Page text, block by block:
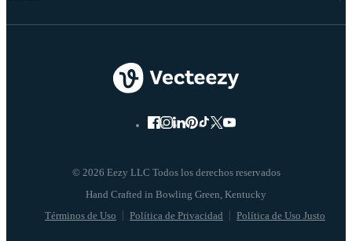
© 2026 Eezy LLC Todos los derechos reservados
Términos de Uso Política de Privacidad Política de Uso Justo